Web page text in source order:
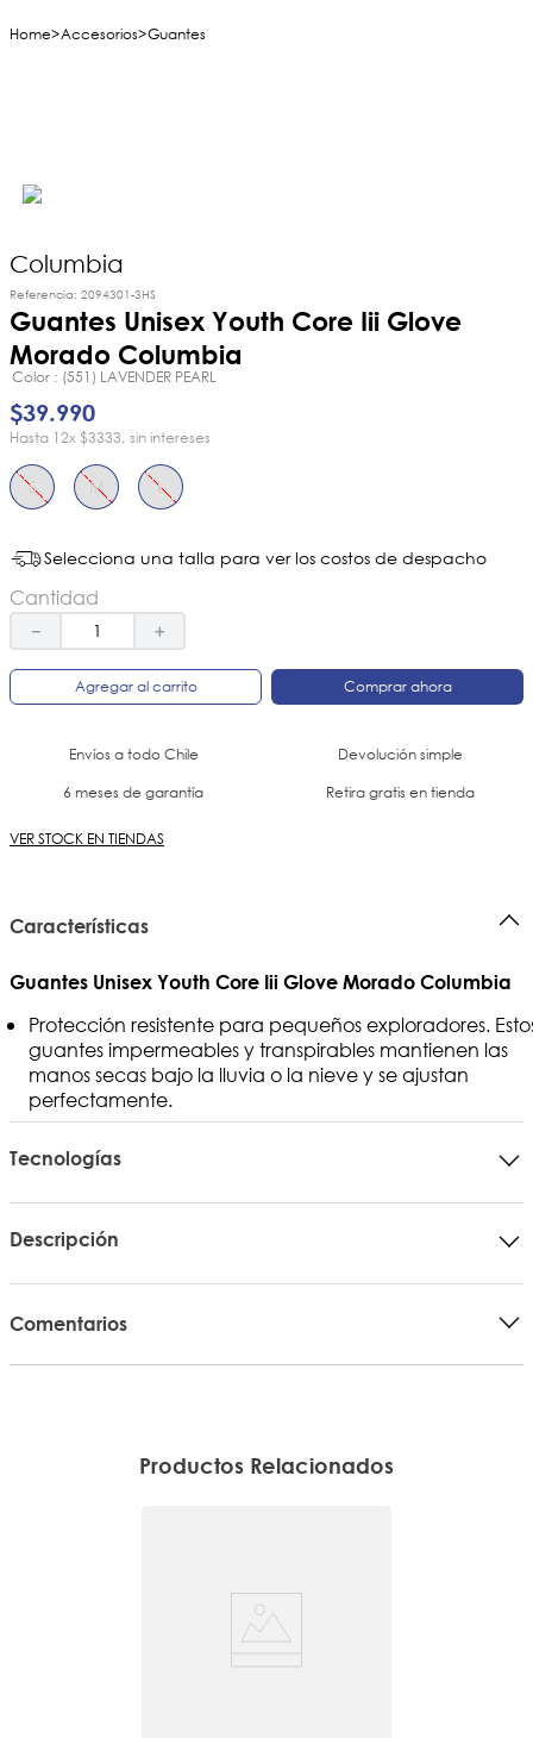
Accesorios Guantes
Columbia
Referencia: 2094301-3HS
Guantes Unisex Youth Core Iii Glove
Morado Columbia
Color (551) LAVENDER PEARL
$39.990
12x$3333 sin intereses
S M L
Selecciona una talla para ver los costos de despacho
Cantidad
＋
－
Agregar al carrito Comprar ahora
Envíos a todo Chile
Devolución simple
6 meses de garantía
Retira gratis en tienda
VER STOCK EN TIENDAS
Características
Guantes Unisex Youth Core Iii Glove Morado Columbia
Protección resistente para pequeños exploradores.
guantes impermeables y transpirables mantienen las
manos secas bajo la lluvia o la nieve y se ajustan
perfectamente.
Tecnologías
Descripción
Comentarios
Productos Relacionados